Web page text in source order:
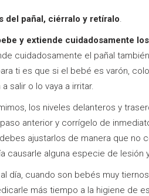
del pañal, ciérralo y retíralo.
y extiende cuidadosamente
cuidadosamente el pañal
ti es que si el bebé es varón,
salir o lo vaya a irritar.
los niveles delanteros y
anterior y corrígelo de
ajustarlos de manera que no
causarle alguna especie de lesión
día, cuando son bebés muy
más tiempo a la higiene de